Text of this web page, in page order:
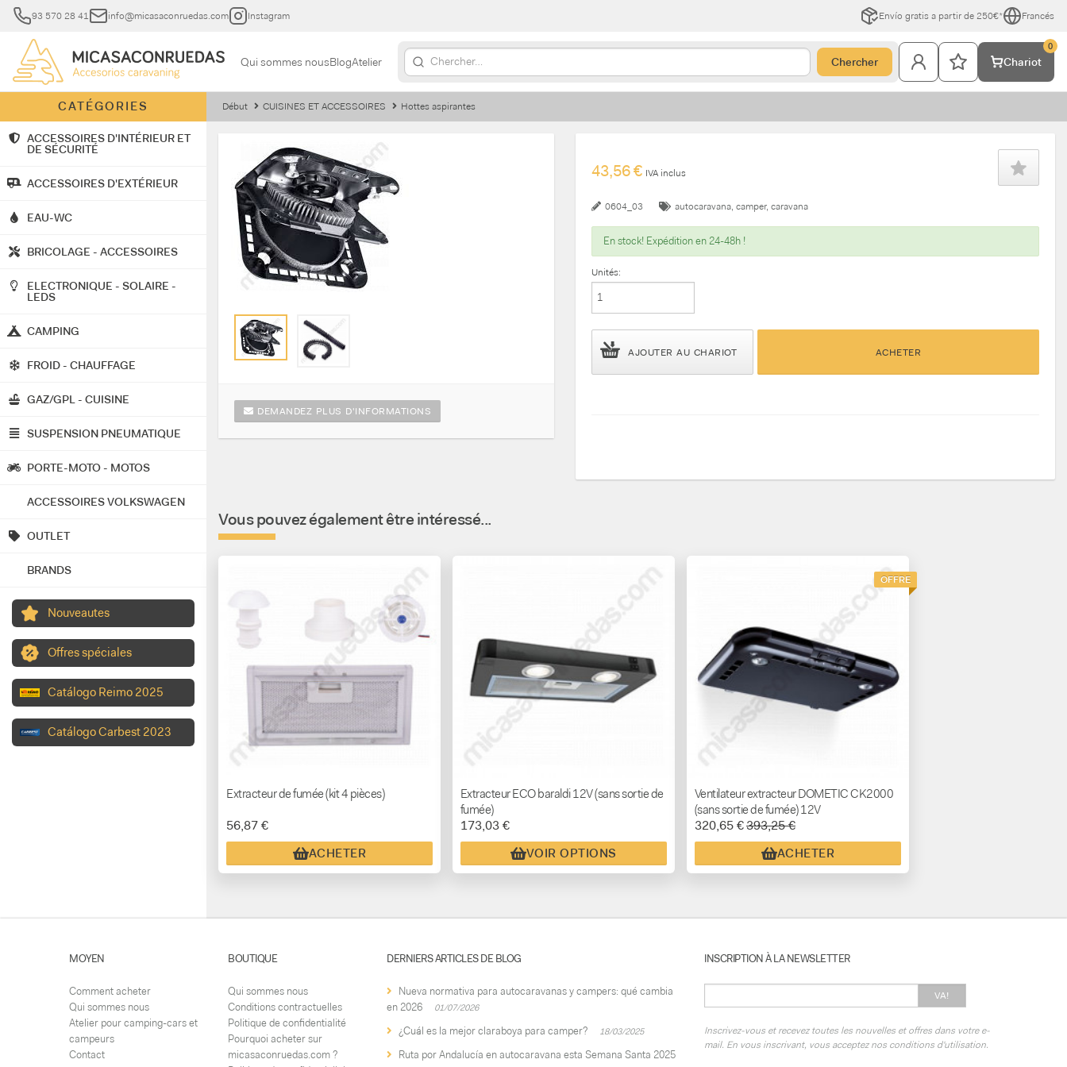
93 570 28 41 info@micasaconruedas.com Instagram Envío gratis a partir de 250€* Francés
Qui sommes nousBlogAtelier Chercher Chariot
0
CATÉGORIES
ACCESSOIRES D'INTÉRIEUR ET
DE SÉCURITÉ
ACCESSOIRES D'EXTÉRIEUR
EAU-WC
BRICOLAGE - ACCESSOIRES
ELECTRONIQUE - SOLAIRE -
LEDS
CAMPING
FROID - CHAUFFAGE
GAZ/GPL - CUISINE
SUSPENSION PNEUMATIQUE
PORTE-MOTO - MOTOS
ACCESSOIRES VOLKSWAGEN
OUTLET
BRANDS
Nouveautes
Offres spéciales
Catálogo Reimo 2025
Catálogo Carbest 2023
Début CUISINES ET ACCESSOIRES Hottes aspirantes
DEMANDEZ PLUS D'INFORMATIONS
43,56 € IVA inclus
0604_03 autocaravana camper caravana
En stock! Expédition en 24-48h !
Unités:
AJOUTER AU CHARIOT ACHETER
Vous pouvez également être intéressé...
Extracteur de fumée (kit 4 pièces)
56,87 €
ACHETER
Extracteur ECO baraldi 12V (sans sortie de
fumée)
173,03 €
VOIR OPTIONS
OFFRE
Ventilateur extracteur DOMETIC CK2000
(sans sortie de fumée) 12V
320,65 €393,25 €
ACHETER
MOYEN
Comment acheter
Qui sommes nous
Atelier pour camping-cars et
campeurs
Contact
BOUTIQUE
Qui sommes nous
Conditions contractuelles
Politique de confidentialité
Pourquoi acheter sur
micasaconruedas.com ?
DERNIERS ARTICLES DE BLOG
Nueva normativa para autocaravanas y campers: qué cambia
en 2026
01/07/2026
¿Cuál es la mejor claraboya para camper? 18/03/2025
Ruta por Andalucía en autocaravana esta Semana Santa 2025
INSCRIPTION À LA NEWSLETTER
VA!
Inscrivez-vous et recevez toutes les nouvelles et offres dans votre e-
mail. En vous inscrivant, vous acceptez nos conditions d'utilisation.